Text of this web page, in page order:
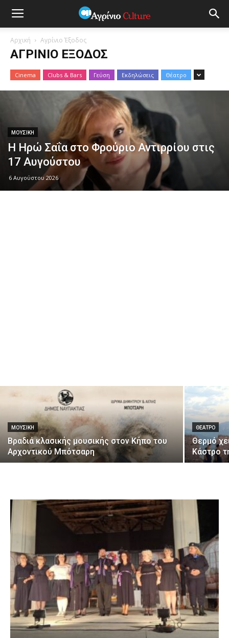
Αρχική Αγρίνιο Έξοδος
ΑΓΡΊΝΙΟ ΈΞΟΔΟΣ
Cinema Clubs & Bars Γεύση Εκδηλώσεις Θέατρο
ΜΟΥΣΙΚΉ
Η Ηρώ Σαΐα στο Φρούριο Αντιρρίου στις
17 Αυγούστου
6 Αυγούστου 2026
ΜΟΥΣΙΚΉ
Βραδιά κλασικής μουσικής στον Κήπο του
Αρχοντικού Μπότσαρη
ΘΈΑΤΡΟ
Θερμό
Κάστρο